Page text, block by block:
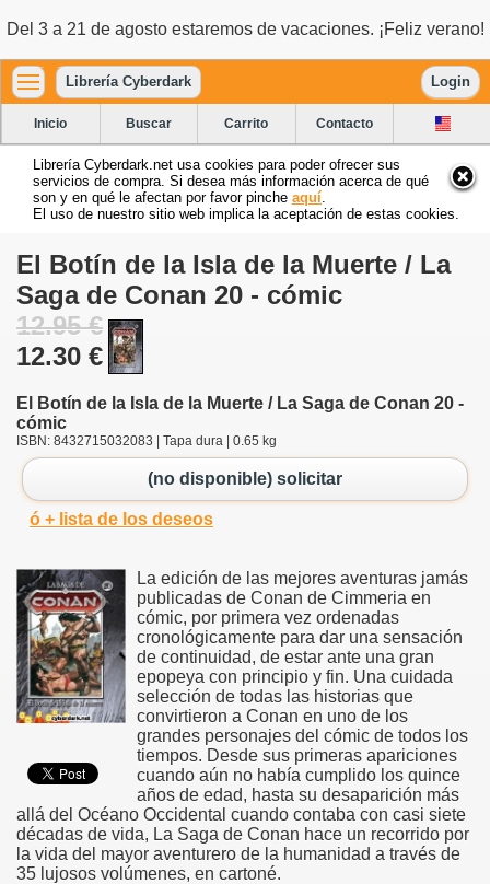
Del 3 a 21 de agosto estaremos de vacaciones. ¡Feliz verano!
Librería Cyberdark Login
Inicio Buscar Carrito Contacto
Librería Cyberdark.net usa cookies para poder ofrecer sus
servicios de compra. Si desea más información acerca de qué
son y en qué le afectan por favor pinche aquí
El uso de nuestro sitio web implica la aceptación de estas cookies.
El Botín de la Isla de la Muerte / La
Saga de Conan 20 - cómic
12.95 €
12.30 €
El Botín de la Isla de la Muerte / La Saga de Conan 20 -
cómic
ISBN: 8432715032083 | Tapa dura | 0.65 kg
(no disponible) solicitar
ó + lista de los deseos
La edición de las mejores aventuras jamás
publicadas de Conan de Cimmeria en
cómic, por primera vez ordenadas
cronológicamente para dar una sensación
de continuidad, de estar ante una gran
epopeya con principio y fin. Una cuidada
selección de todas las historias que
convirtieron a Conan en uno de los
grandes personajes del cómic de todos los
tiempos. Desde sus primeras apariciones
cuando aún no había cumplido los quince
años de edad, hasta su desaparición más
allá del Océano Occidental cuando contaba con casi siete
décadas de vida, La Saga de Conan hace un recorrido por
la vida del mayor aventurero de la humanidad a través de
35 lujosos volúmenes, en cartoné.